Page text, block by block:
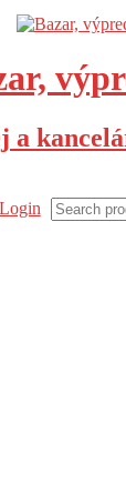
a
Login